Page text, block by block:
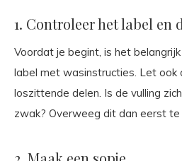
1. Controleer het label en
Voordat je begint, is het
label met wasinstructies. Let ook
loszittende delen. Is de vulling
zwak? Overweeg dit dan eerst te